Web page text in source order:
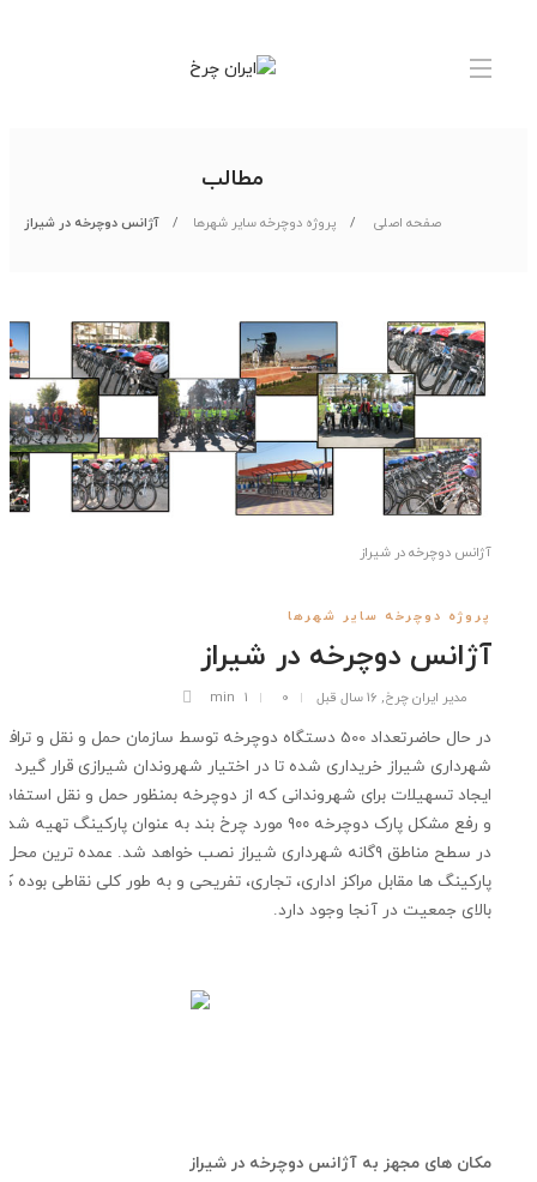
صفحه اصلی پروژه دوچرخه سایر شهرها آژانس دوچرخه در شيراز
دوچرخه در شيراز
دوچرخه سایر شهرها
دوچرخه در شيراز
مدیر ایران چرخ, 16 سال قبل 0
در حال حاضرتعداد 500 دستگاه دوچرخه توسط سازمان حمل و نقل و ترافيک
شيراز خريداری شده تا در اختيار شهروندان شيرازی قرار گيرد . در
تسهیلات برای شهروندانی که از دوچرخه بمنظور حمل و نقل استفاده می
و رفع مشکل پارک دوچرخه ۹۰۰ مورد چرخ بند به عنوان پارکینگ تهیه شده است
در سطح مناطق ۹گانه شهرداری شيراز نصب خواهد شد. عمده ترین محل نصب این
ها مقابل مراکز اداری، تجاری، تفریحی و به طور کلی نقاطی بوده که تراکم
جمعیت در آنجا وجود دارد.
های مجهز به آژانس دوچرخه در شيراز